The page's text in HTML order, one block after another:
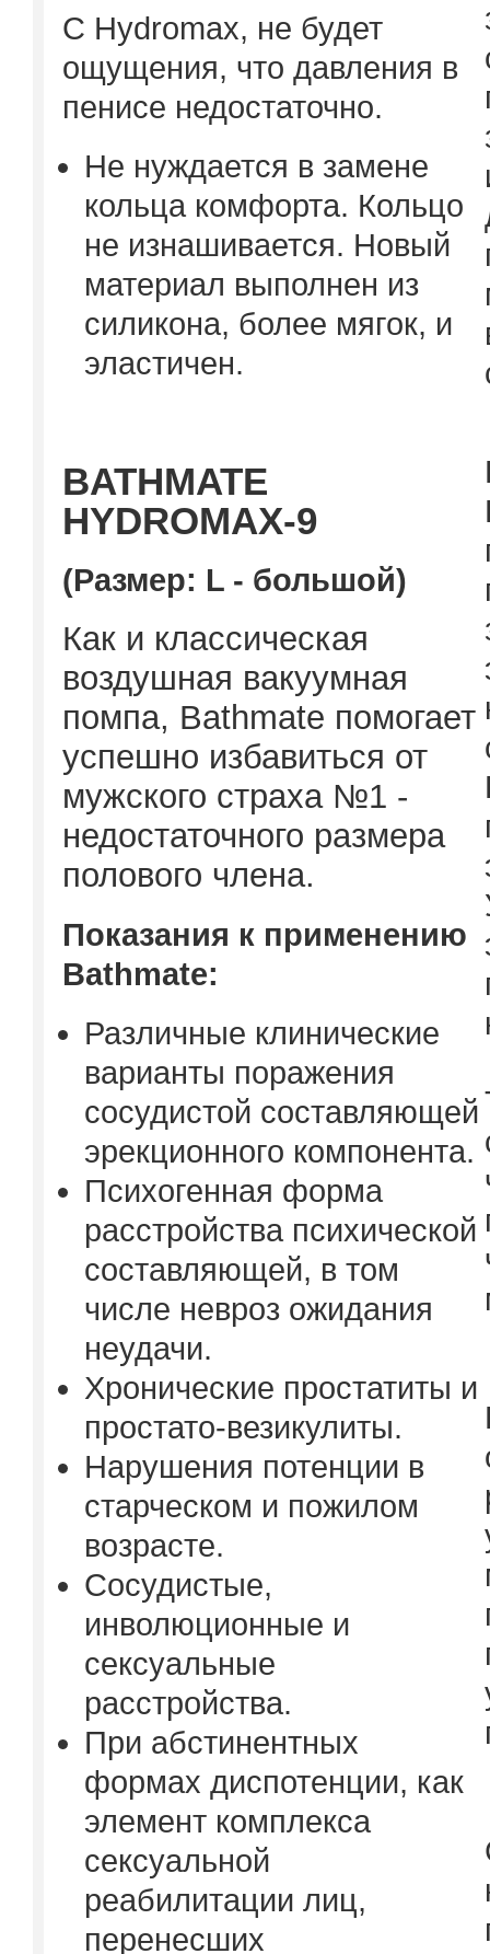
C Hydromax, не будет
ощущения, что давления в
пенисе недостаточно.
Не нуждается в замене
кольца комфорта. Кольцо
не изнашивается. Новый
материал выполнен из
силикона, более мягок, и
эластичен.
BATHMATE
HYDROMAX-9
(Размер: L - большой)
Как и класcическая
воздушная вакуумная
помпа, Bathmate помогает
успешно избавиться от
мужского страха №1 -
недостаточного размера
полового члена.
Показания к применению
Bathmate:
Различные клинические
варианты поражения
сосудистой составляющей
эрекционного компонента.
Психогенная форма
расстройства психической
составляющей, в том
числе невроз ожидания
неудачи.
Хронические простатиты и
простато-везикулиты.
Нарушения потенции в
старческом и пожилом
возрасте.
Сосудистые,
инволюционные и
сексуальные
расстройства.
При абстинентных
формах диспотенции, как
элемент комплекса
сексуальной
реабилитации лиц,
перенесших